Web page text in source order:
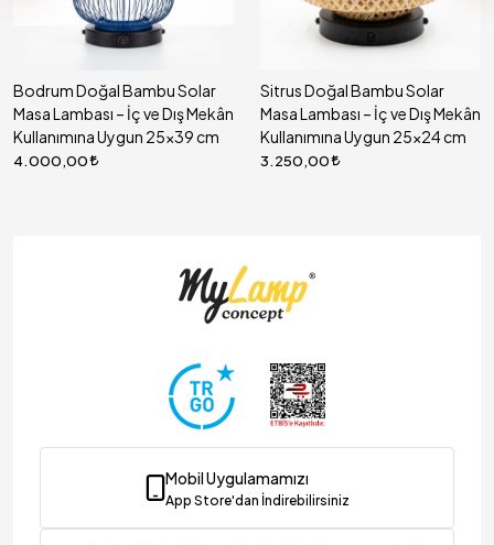
Bodrum Doğal Bambu Solar
Masa Lambası – İç ve Dış Mekân
Kullanımına Uygun 25x39 cm
4.000,00
Sitrus Doğal Bambu Solar
Masa Lambası – İç ve Dış Mekân
Kullanımına Uygun 25x24 cm
3.250,00
Mobil Uygulamamızı
App Store'dan İndirebilirsiniz